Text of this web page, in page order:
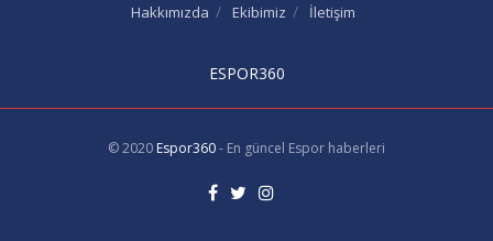
Hakkımızda Ekibimiz İletişim
ESPOR360
© 2020 Espor360- En güncel Espor haberleri